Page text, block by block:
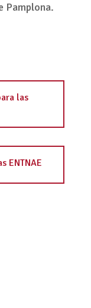
Pamplona.
las
ENTNAE